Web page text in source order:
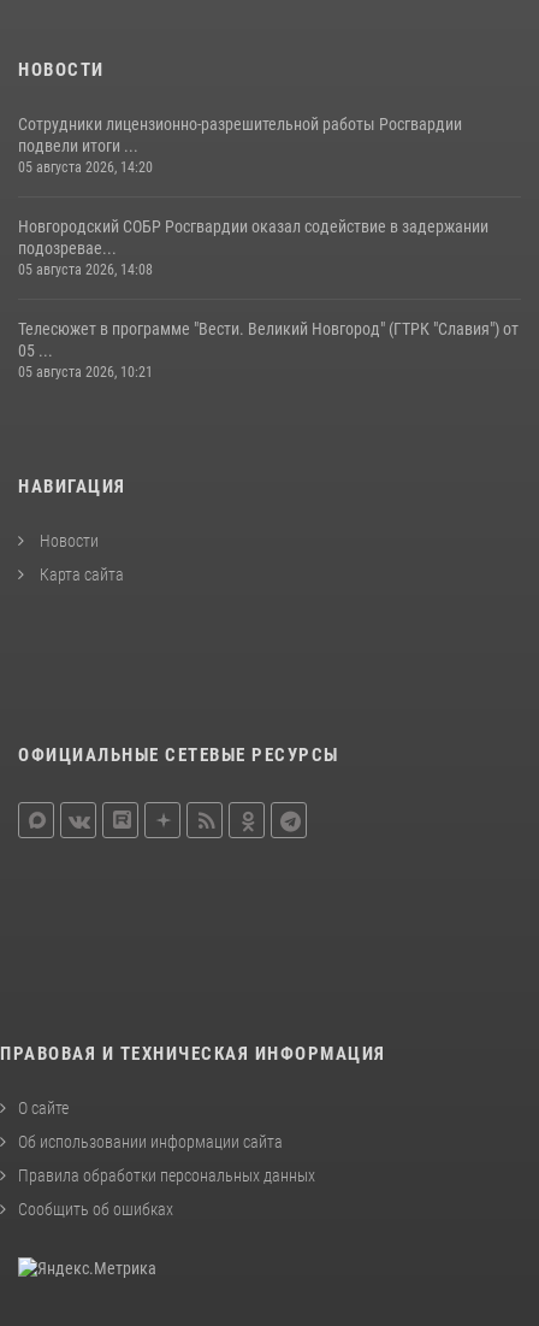
НОВОСТИ
Сотрудники лицензионно-разрешительной работы Росгвардии
подвели итоги ...
05 августа 2026, 14:20
Новгородский СОБР Росгвардии оказал содействие в задержании
подозревае...
05 августа 2026, 14:08
Телесюжет в программе "Вести. Великий Новгород" (ГТРК "Славия") от
05 ...
05 августа 2026, 10:21
НАВИГАЦИЯ
Новости
Карта сайта
ОФИЦИАЛЬНЫЕ СЕТЕВЫЕ РЕСУРСЫ
ПРАВОВАЯ И ТЕХНИЧЕСКАЯ ИНФОРМАЦИЯ
О сайте
Об использовании информации сайта
Правила обработки персональных данных
Сообщить об ошибках